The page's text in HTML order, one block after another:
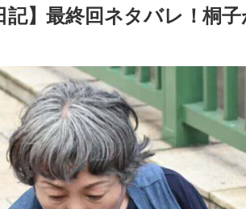
記】最終回ネタバレ！桐